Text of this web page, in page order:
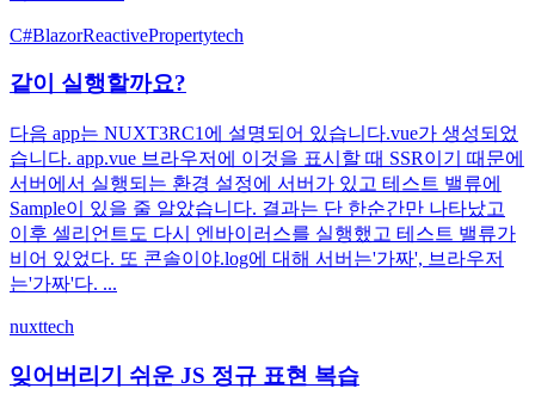
C#BlazorReactivePropertytech
같이 실행할까요?
다음 app는 NUXT3RC1에 설명되어 있습니다.vue가 생성되었
습니다. app.vue 브라우저에 이것을 표시할 때 SSR이기 때문에
서버에서 실행되는 환경 설정에 서버가 있고 테스트 밸류에
Sample이 있을 줄 알았습니다. 결과는 단 한순간만 나타났고
이후 셀리언트도 다시 엔바이러스를 실행했고 테스트 밸류가
비어 있었다. 또 콘솔이야.log에 대해 서버는'가짜', 브라우저
는'가짜'다. ...
nuxttech
잊어버리기 쉬운 JS 정규 표현 복습